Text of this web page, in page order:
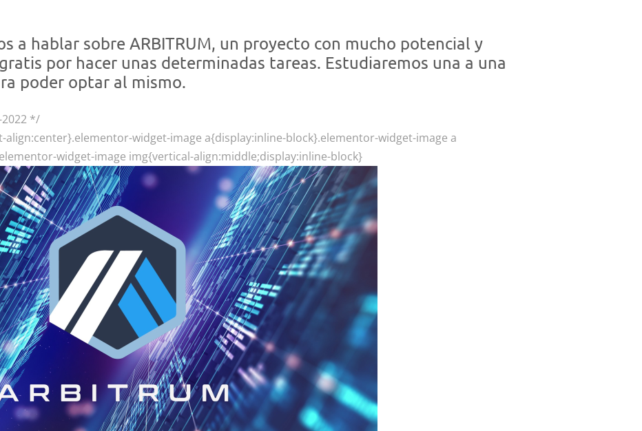
a hablar sobre ARBITRUM, un proyecto con mucho potencial y
por hacer unas determinadas tareas. Estudiaremos una a una
poder optar al mismo.
2022 */
widget-image a{display:inline-block}.elementor-widget-image a
widget-image img{vertical-align:middle;display:inline-block}